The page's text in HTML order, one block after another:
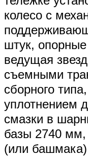
колесо с
штук, опорные
ведущая
съемными
сборного
уплотнением
смазки в
базы 2740 мм,
(или